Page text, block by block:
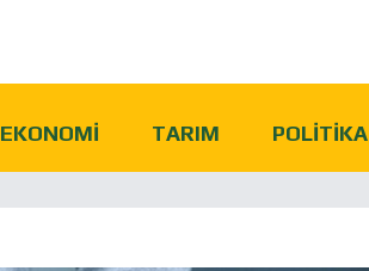
EKONOMI TARIM POLITIKA